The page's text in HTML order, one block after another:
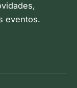
eventos.